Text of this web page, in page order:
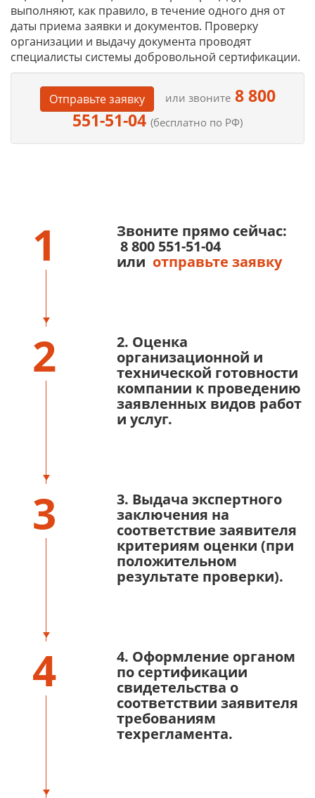
выполняют, как правило, в течение одного дня от
даты приема заявки и документов. Проверку
организации и выдачу документа проводят
специалисты системы добровольной сертификации.
Отправьте заявку или звоните8 800
551-51-04 (бесплатно по РФ)
1
Звоните прямо сейчас:
8 800 551-51-04
или отправьте заявку
2
2. Оценка
организационной и
технической готовности
компании к проведению
заявленных видов работ
и услуг.
3
3. Выдача экспертного
заключения на
соответствие заявителя
критериям оценки (при
положительном
результате проверки).
4
4. Оформление органом
по сертификации
свидетельства о
соответствии заявителя
требованиям
техрегламента.